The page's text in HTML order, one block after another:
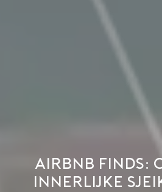
Airbnb Finds:
innerlijke